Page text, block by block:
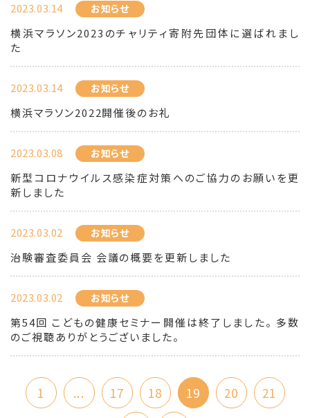
2023.03.14 お知らせ
横浜マラソン2023のチャリティ寄附先団体に選ばれまし
た
2023.03.14 お知らせ
横浜マラソン2022開催後のお礼
2023.03.08 お知らせ
新型コロナウイルス感染症対策へのご協力のお願いを更
新しました
2023.03.02 お知らせ
治験審査委員会 会議の概要を更新しました
2023.03.02 お知らせ
第54回 こどもの健康セミナー開催は終了しました。 多数
のご視聴ありがとうございました。
1 ... 17 18 19 20
21